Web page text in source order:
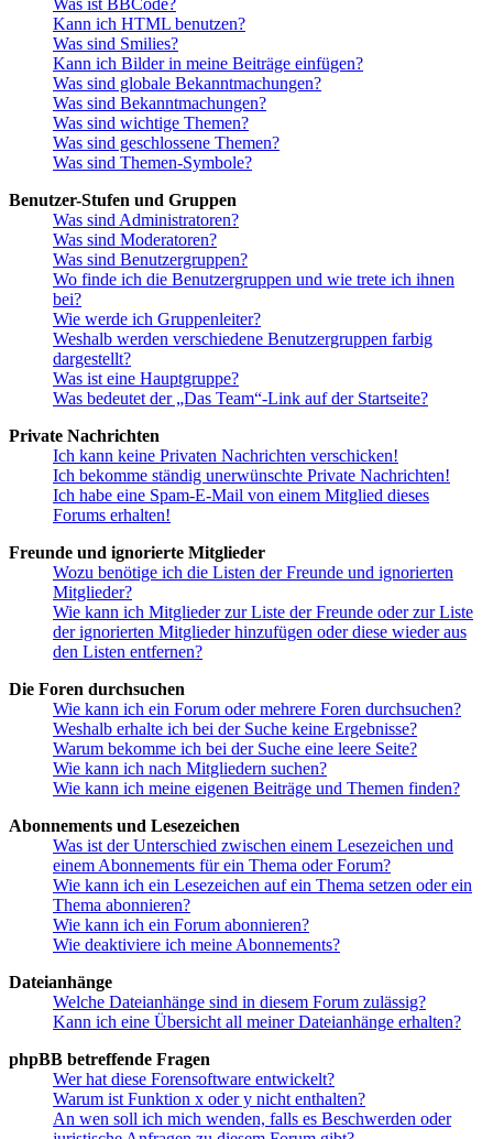
Kann ich HTML benutzen?
Was sind Smilies?
Kann ich Bilder in meine Beiträge einfügen?
Was sind globale Bekanntmachungen?
Was sind Bekanntmachungen?
Was sind wichtige Themen?
Was sind geschlossene Themen?
Was sind Themen-Symbole?
Benutzer-Stufen und Gruppen
Was sind Administratoren?
Was sind Moderatoren?
Was sind Benutzergruppen?
Wo finde ich die Benutzergruppen und wie trete ich ihnen
bei?
Wie werde ich Gruppenleiter?
Weshalb werden verschiedene Benutzergruppen farbig
dargestellt?
Was ist eine Hauptgruppe?
Was bedeutet der „Das Team“-Link auf der Startseite?
Private Nachrichten
Ich kann keine Privaten Nachrichten verschicken!
Ich bekomme ständig unerwünschte Private Nachrichten!
Ich habe eine Spam-E-Mail von einem Mitglied dieses
Forums erhalten!
Freunde und ignorierte Mitglieder
Wozu benötige ich die Listen der Freunde und ignorierten
Mitglieder?
Wie kann ich Mitglieder zur Liste der Freunde oder zur Liste
der ignorierten Mitglieder hinzufügen oder diese wieder aus
den Listen entfernen?
Die Foren durchsuchen
Wie kann ich ein Forum oder mehrere Foren durchsuchen?
Weshalb erhalte ich bei der Suche keine Ergebnisse?
Warum bekomme ich bei der Suche eine leere Seite?
Wie kann ich nach Mitgliedern suchen?
Wie kann ich meine eigenen Beiträge und Themen finden?
Abonnements und Lesezeichen
Was ist der Unterschied zwischen einem Lesezeichen und
einem Abonnements für ein Thema oder Forum?
Wie kann ich ein Lesezeichen auf ein Thema setzen oder ein
Thema abonnieren?
Wie kann ich ein Forum abonnieren?
Wie deaktiviere ich meine Abonnements?
Dateianhänge
Welche Dateianhänge sind in diesem Forum zulässig?
Kann ich eine Übersicht all meiner Dateianhänge erhalten?
phpBB betreffende Fragen
Wer hat diese Forensoftware entwickelt?
Warum ist Funktion x oder y nicht enthalten?
An wen soll ich mich wenden, falls es Beschwerden oder